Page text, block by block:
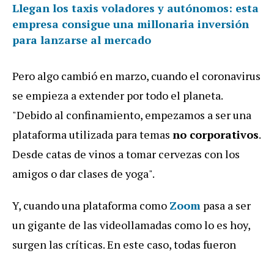
Llegan los taxis voladores y autónomos: esta
empresa consigue una millonaria inversión
para lanzarse al mercado
Pero algo cambió en marzo, cuando el coronavirus
se empieza a extender por todo el planeta.
"Debido al confinamiento, empezamos a ser una
plataforma utilizada para temas no corporativos.
Desde catas de vinos a tomar cervezas con los
amigos o dar clases de yoga".
Y, cuando una plataforma como Zoom pasa a ser
un gigante de las videollamadas como lo es hoy,
surgen las críticas. En este caso, todas fueron